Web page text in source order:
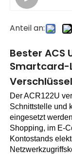
Anteil an:
Bester ACS
Smartcard-
Der ACR122U
Schnittstelle und
eingesetzt
Shopping, im E-
Kontostands